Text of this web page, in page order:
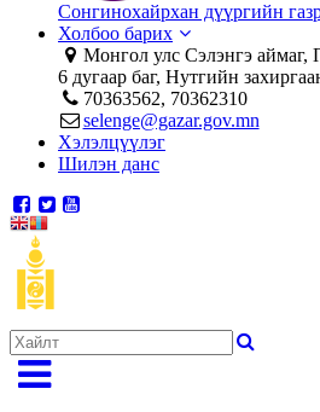
Сонгинохайрхан дүүргийн
Холбоо барих
Монгол улс Сэлэнгэ аймаг,
6 дугаар баг, Нутгийн
70363562, 70362310
selenge@gazar.gov.mn
Хэлэлцүүлэг
Шилэн данс